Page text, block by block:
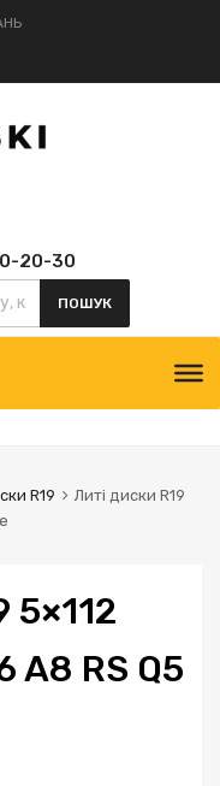
20-30
52-75
ПОШУК
R19
Литі диски R19
A8 RS Q5